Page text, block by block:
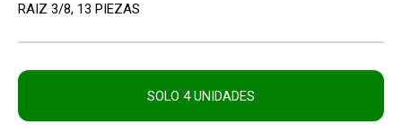
RAIZ 3/8, 13 PIEZAS
SOLO 4 UNIDADES